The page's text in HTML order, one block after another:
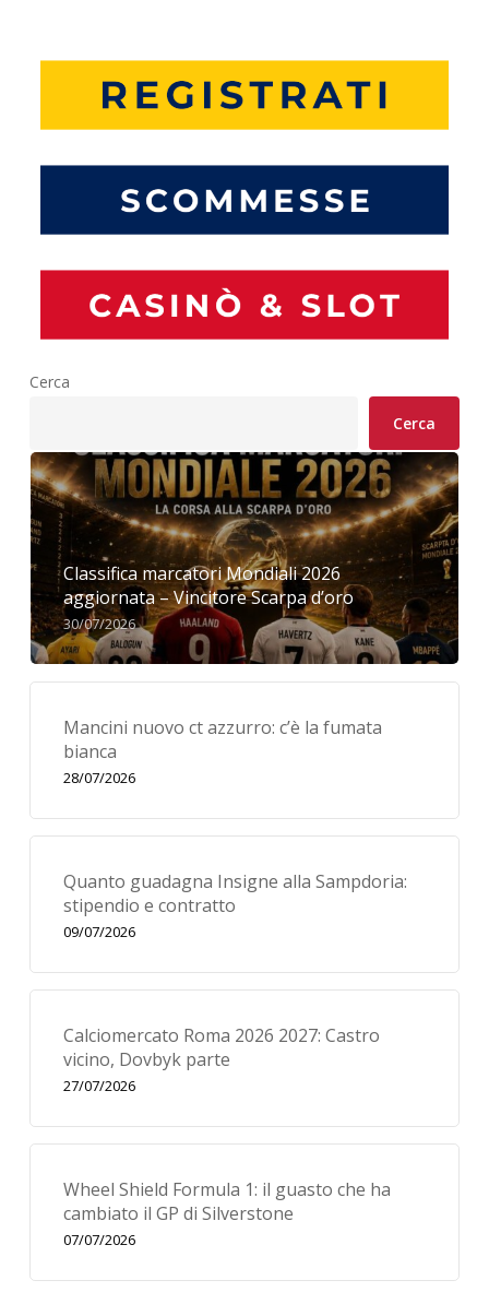
Cerca
Cerca
Classifica marcatori Mondiali 2026
aggiornata – Vincitore Scarpa d’oro
30/07/2026
Mancini nuovo ct azzurro: c’è la fumata
bianca
28/07/2026
Quanto guadagna Insigne alla Sampdoria:
stipendio e contratto
09/07/2026
Calciomercato Roma 2026 2027: Castro
vicino, Dovbyk parte
27/07/2026
Wheel Shield Formula 1: il guasto che ha
cambiato il GP di Silverstone
07/07/2026